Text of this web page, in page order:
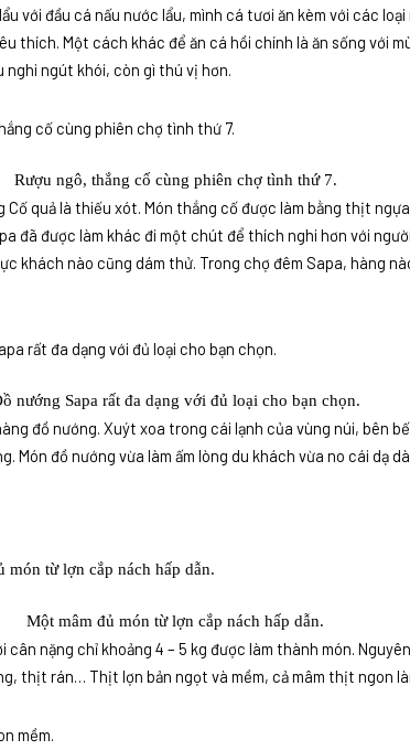
với đầu cá nấu nước lẩu, mình cá tươi ăn kèm với các
thích. Một cách khác để ăn cá hồi chính là ăn sống với
nghi ngút khói, còn gì thú vị hơn.
Rượu ngô, thắng cố cùng phiên chợ tình thứ 7.
Cố quả là thiếu xót. Món thắng cố được làm bằng thịt
đã được làm khác đi một chút để thích nghi hơn với
khách nào cũng dám thử. Trong chợ đêm Sapa, hàng
nướng Sapa rất đa dạng với đủ loại cho bạn chọn.
đồ nướng. Xuýt xoa trong cái lạnh của vùng núi, bên
Món đồ nướng vừa làm ấm lòng du khách vừa no cái dạ
Một mâm đủ món từ lợn cắp nách hấp dẫn.
nặng chỉ khoảng 4 – 5 kg được làm thành món.
thịt rán… Thịt lợn bản ngọt và mềm, cả mâm thịt ngon